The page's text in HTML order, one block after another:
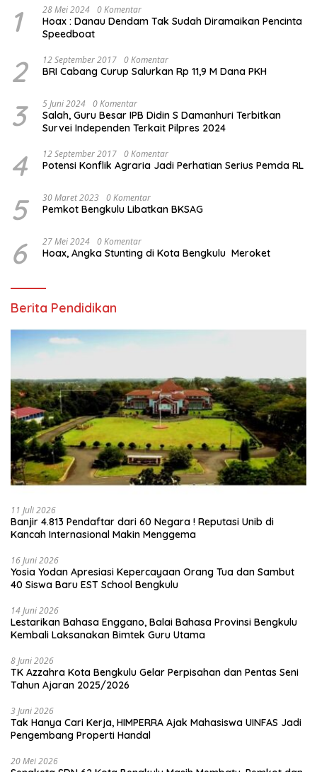
1 28 Mei 2024 0 Komentar
Hoax : Danau Dendam Tak Sudah Diramaikan Pencinta
Speedboat
2 12 September 2017 0 Komentar
BRI Cabang Curup Salurkan Rp 11,9 M Dana PKH
3 5 Juni 2024 0 Komentar
Salah, Guru Besar IPB Didin S Damanhuri Terbitkan
Survei Independen Terkait Pilpres 2024
4 12 September 2017 0 Komentar
Potensi Konflik Agraria Jadi Perhatian Serius Pemda RL
5 30 Maret 2023 0 Komentar
Pemkot Bengkulu Libatkan BKSAG
6 27 Mei 2024 0 Komentar
Hoax, Angka Stunting di Kota Bengkulu Meroket
Berita Pendidikan
11 Juli 2026
Banjir 4.813 Pendaftar dari 60 Negara ! Reputasi Unib di
Kancah Internasional Makin Menggema
16 Juni 2026
‎Yosia Yodan Apresiasi Kepercayaan Orang Tua dan Sambut
40 Siswa Baru EST School Bengkulu
14 Juni 2026
Lestarikan Bahasa Enggano, Balai Bahasa Provinsi Bengkulu
Kembali Laksanakan Bimtek Guru Utama
8 Juni 2026
TK Azzahra Kota Bengkulu Gelar Perpisahan dan Pentas Seni
Tahun Ajaran 2025/2026
3 Juni 2026
Tak Hanya Cari Kerja, HIMPERRA Ajak Mahasiswa UINFAS Jadi
Pengembang Properti Handal
20 Mei 2026